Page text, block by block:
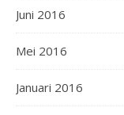
Juni 2016
Mei 2016
Januari 2016